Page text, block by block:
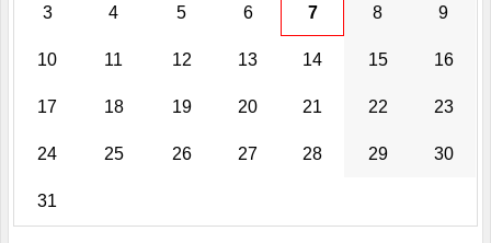
3 4 5 6 7 8 9
10 11 12 13 14 15 16
17 18 19 20 21 22 23
24 25 26 27 28 29 30
31